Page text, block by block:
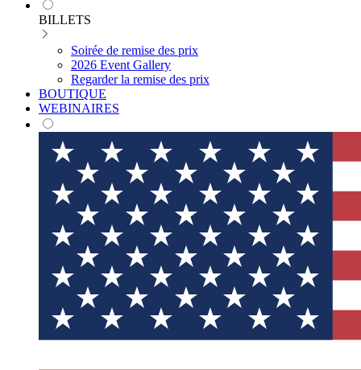
BILLETS
Soirée de remise des prix
2026 Event Gallery
Regarder la remise des prix
BOUTIQUE
WEBINAIRES